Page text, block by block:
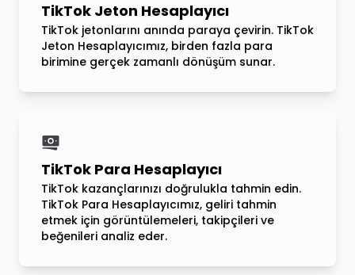
TikTok Jeton Hesaplayıcı
TikTok jetonlarını anında paraya çevirin. TikTok
Jeton Hesaplayıcımız, birden fazla para
birimine gerçek zamanlı dönüşüm sunar.
TikTok Para Hesaplayıcı
TikTok kazançlarınızı doğrulukla tahmin edin.
TikTok Para Hesaplayıcımız, geliri tahmin
etmek için görüntülemeleri, takipçileri ve
beğenileri analiz eder.